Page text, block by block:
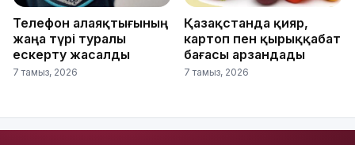
Телефон алаяқтығының
жаңа түрі туралы
ескерту жасалды
7 тамыз, 2026
Қазақстанда қияр,
картоп пен қырыққабат
бағасы арзандады
7 тамыз, 2026